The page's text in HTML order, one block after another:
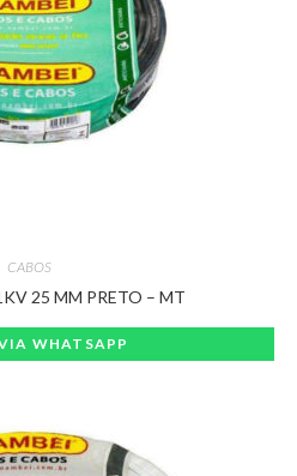
CABOS
25 MM PRETO – MT
WHATSAPP